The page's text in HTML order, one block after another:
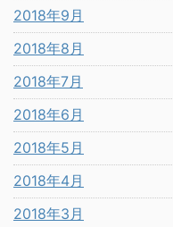
2018年9月
2018年8月
2018年7月
2018年6月
2018年5月
2018年4月
2018年3月